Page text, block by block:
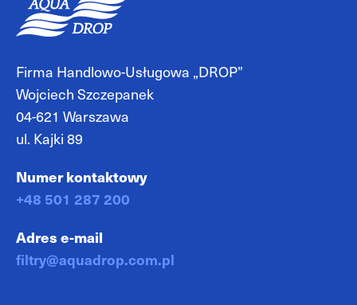
Firma Handlowo-Usługowa „DROP”
Wojciech Szczepanek
04-621 Warszawa
ul. Kajki 89
Numer kontaktowy
+48 501 287 200
Adres e-mail
filtry@aquadrop.com.pl